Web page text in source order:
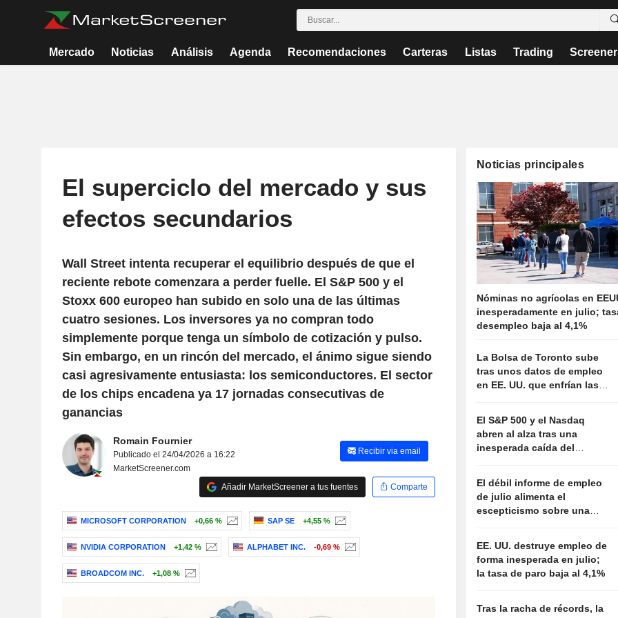
Mercado Noticias Análisis Agenda Recomendaciones Carteras Listas Trading
El superciclo del mercado y sus
efectos secundarios
Wall Street intenta recuperar el equilibrio después de que el
reciente rebote comenzara a perder fuelle. El S&P 500 y el
Stoxx 600 europeo han subido en solo una de las últimas
cuatro sesiones. Los inversores ya no compran todo
simplemente porque tenga un símbolo de cotización y pulso.
Sin embargo, en un rincón del mercado, el ánimo sigue siendo
casi agresivamente entusiasta: los semiconductores. El sector
de los chips encadena ya 17 jornadas consecutivas de
ganancias
Romain Fournier
Publicado el 24/04/2026 a 16:22
MarketScreener.com
Recibir via email
Añadir MarketScreener a tus fuentes Comparte
MICROSOFT CORPORATION +0,66 % SAP SE +4,55 %
NVIDIA CORPORATION +1,42 % ALPHABET INC. -0,69 %
BROADCOM INC. +1,08 %
Noticias principales
Nóminas no agrícolas en
inesperadamente en julio;
desempleo baja al 4,1%
La Bolsa de Toronto sube
tras unos datos de empleo
en EE. UU. que enfrían las
El S&P 500 y el Nasdaq
abren al alza tras una
inesperada caída del
El débil informe de empleo
de julio alimenta el
escepticismo sobre una
EE. UU. destruye empleo de
forma inesperada en julio;
la tasa de paro baja al 4,1%
Tras la racha de récords, la